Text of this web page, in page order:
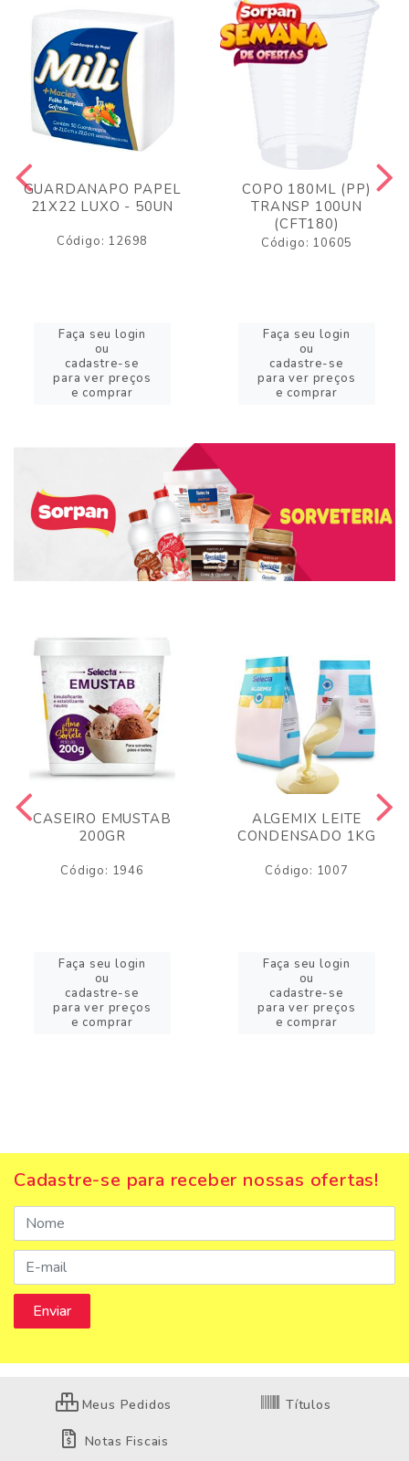
GUARDANAPO PAPEL
21X22 LUXO - 50UN
Código: 12698
Faça seu login
ou
cadastre-se
para ver preços
e comprar
COPO 180ML (PP)
TRANSP 100UN
(CFT180)
Código: 10605
Faça seu login
ou
cadastre-se
para ver preços
e comprar
CASEIRO EMUSTAB
200GR
Código: 1946
Faça seu login
ou
cadastre-se
para ver preços
e comprar
ALGEMIX LEITE
CONDENSADO 1KG
Código: 1007
Faça seu login
ou
cadastre-se
para ver preços
e comprar
Cadastre-se para receber nossas ofertas!
Meus Pedidos Títulos
Notas Fiscais